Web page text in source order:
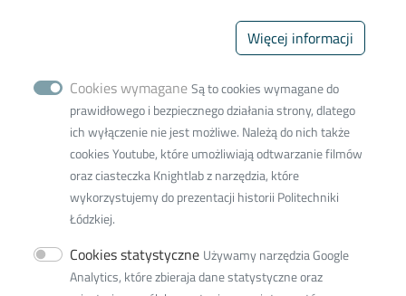
Więcej informacji
Cookies wymagane Są to cookies wymagane do
prawidłowego i bezpiecznego działania strony, dlatego
ich wyłączenie nie jest możliwe. Należą do nich także
cookies Youtube, które umożliwiają odtwarzanie filmów
oraz ciasteczka Knightlab z narzędzia, które
wykorzystujemy do prezentacji historii Politechniki
Łódzkiej.
Cookies statystyczne Używamy narzędzia Google
Analytics, które zbieraja dane statystyczne oraz
90-543 Łódź, ul. Żeromskiego
114, bud. A34
90-924 Łódź, ul. Żeromskiego
116 - adres do
korespondencji
Naciśnij aby wyświetlić adres
email
AE:PL-77859-99877-ERVVB-
29